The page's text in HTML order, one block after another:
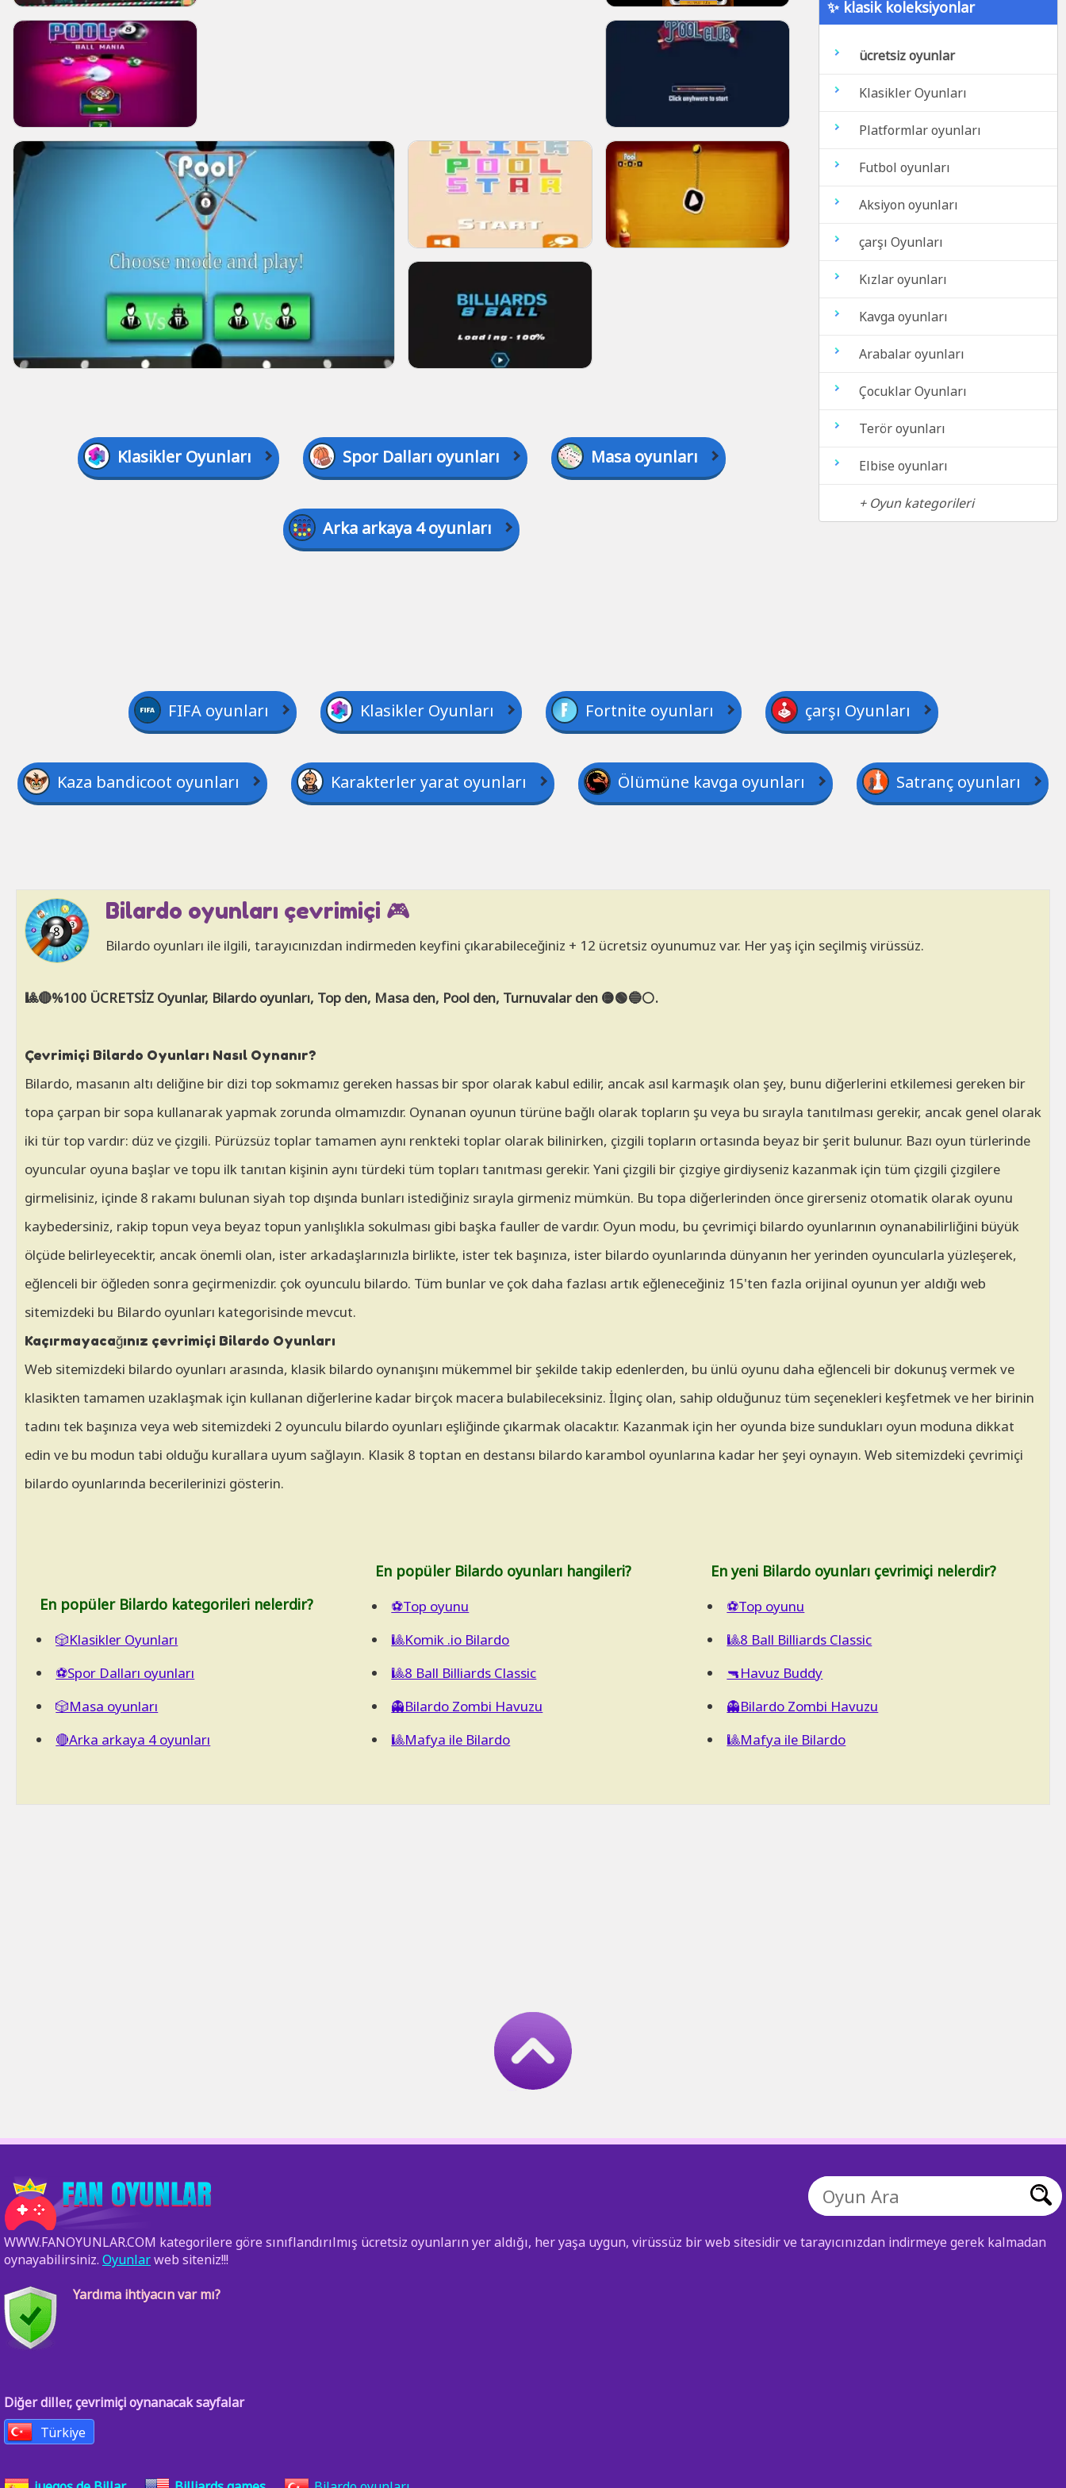
✨ klasik koleksiyonlar
ücretsiz oyunlar
Klasikler Oyunları
Platformlar oyunları
Futbol oyunları
Aksiyon oyunları
çarşı Oyunları
Kızlar oyunları
Kavga oyunları
Arabalar oyunları
Çocuklar Oyunları
Terör oyunları
Elbise oyunları
+ Oyun kategorileri
Klasikler Oyunları Spor Dalları oyunları Masa oyunları
Arka arkaya 4 oyunları
FIFA oyunları Klasikler Oyunları Fortnite oyunları çarşı Oyunları
Kaza bandicoot oyunları Karakterler yarat oyunları Ölümüne kavga oyunları Satranç oyunları
Bilardo oyunları çevrimiçi 🎮
Bilardo oyunları ile ilgili, tarayıcınızdan indirmeden keyfini çıkarabileceğiniz + 12 ücretsiz oyunumuz var. Her yaş için seçilmiş virüssüz.
🎱🔴%100 ÜCRETSİZ Oyunlar, Bilardo oyunları, Top den, Masa den, Pool den, Turnuvalar den 🟡🟢🔵⚪.
Çevrimiçi Bilardo Oyunları Nasıl Oynanır?
Bilardo, masanın altı deliğine bir dizi top sokmamız gereken hassas bir spor olarak kabul edilir, ancak asıl karmaşık olan şey, bunu diğerlerini etkilemesi gereken bir
topa çarpan bir sopa kullanarak yapmak zorunda olmamızdır. Oynanan oyunun türüne bağlı olarak topların şu veya bu sırayla tanıtılması gerekir, ancak genel olarak
iki tür top vardır: düz ve çizgili. Pürüzsüz toplar tamamen aynı renkteki toplar olarak bilinirken, çizgili topların ortasında beyaz bir şerit bulunur. Bazı oyun türlerinde
oyuncular oyuna başlar ve topu ilk tanıtan kişinin aynı türdeki tüm topları tanıtması gerekir. Yani çizgili bir çizgiye girdiyseniz kazanmak için tüm çizgili çizgilere
girmelisiniz, içinde 8 rakamı bulunan siyah top dışında bunları istediğiniz sırayla girmeniz mümkün. Bu topa diğerlerinden önce girerseniz otomatik olarak oyunu
kaybedersiniz, rakip topun veya beyaz topun yanlışlıkla sokulması gibi başka fauller de vardır. Oyun modu, bu çevrimiçi bilardo oyunlarının oynanabilirliğini büyük
ölçüde belirleyecektir, ancak önemli olan, ister arkadaşlarınızla birlikte, ister tek başınıza, ister bilardo oyunlarında dünyanın her yerinden oyuncularla yüzleşerek,
eğlenceli bir öğleden sonra geçirmenizdir. çok oyunculu bilardo. Tüm bunlar ve çok daha fazlası artık eğleneceğiniz 15'ten fazla orijinal oyunun yer aldığı web
sitemizdeki bu Bilardo oyunları kategorisinde mevcut.
Kaçırmayacağınız çevrimiçi Bilardo Oyunları
Web sitemizdeki bilardo oyunları arasında, klasik bilardo oynanışını mükemmel bir şekilde takip edenlerden, bu ünlü oyunu daha eğlenceli bir dokunuş vermek ve
klasikten tamamen uzaklaşmak için kullanan diğerlerine kadar birçok macera bulabileceksiniz. İlginç olan, sahip olduğunuz tüm seçenekleri keşfetmek ve her birinin
tadını tek başınıza veya web sitemizdeki 2 oyunculu bilardo oyunları eşliğinde çıkarmak olacaktır. Kazanmak için her oyunda bize sundukları oyun moduna dikkat
edin ve bu modun tabi olduğu kurallara uyum sağlayın. Klasik 8 toptan en destansı bilardo karambol oyunlarına kadar her şeyi oynayın. Web sitemizdeki çevrimiçi
bilardo oyunlarında becerilerinizi gösterin.
En popüler Bilardo kategorileri nelerdir?
🎲Klasikler Oyunları
⚽Spor Dalları oyunları
🎲Masa oyunları
🔴Arka arkaya 4 oyunları
En popüler Bilardo oyunları hangileri?
⚽Top oyunu
🎱Komik .io Bilardo
🎱8 Ball Billiards Classic
👻Bilardo Zombi Havuzu
🎱Mafya ile Bilardo
En yeni Bilardo oyunları çevrimiçi nelerdir?
⚽Top oyunu
🎱8 Ball Billiards Classic
🔫Havuz Buddy
👻Bilardo Zombi Havuzu
🎱Mafya ile Bilardo
WWW.FANOYUNLAR.COM kategorilere göre sınıflandırılmış ücretsiz oyunların yer aldığı, her yaşa uygun, virüssüz bir web sitesidir ve tarayıcınızdan indirmeye gerek kalmadan
oynayabilirsiniz. Oyunlarweb siteniz!!!
Yardıma ihtiyacın var mı?
Diğer diller, çevrimiçi oynanacak sayfalar
Türkiye